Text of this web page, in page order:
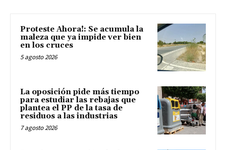
Proteste Ahora!: Se acumula la
maleza que ya impide ver bien
en los cruces
5 agosto 2026
La oposición pide más tiempo
para estudiar las rebajas que
plantea el PP de la tasa de
residuos a las industrias
7 agosto 2026